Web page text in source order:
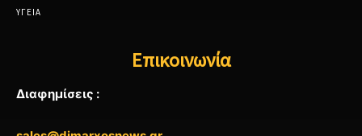
ΥΓΕΙΑ
Επικοινωνία
Διαφημίσεις :